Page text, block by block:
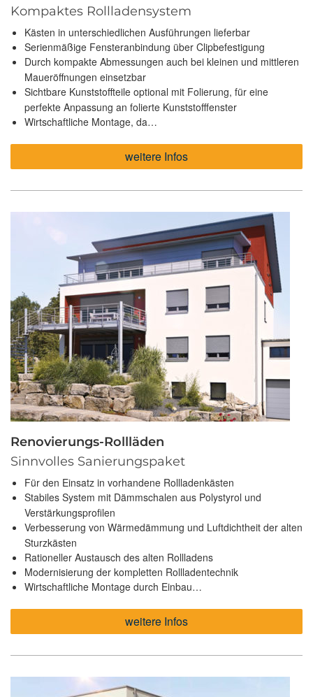
Kompaktes Rollladensystem
Kästen in unterschiedlichen Ausführungen lieferbar
Serienmäßige Fensteranbindung über Clipbefestigung
Durch kompakte Abmessungen auch bei kleinen und mittleren
Maueröffnungen einsetzbar
Sichtbare Kunststoffteile optional mit Folierung, für eine
perfekte Anpassung an folierte Kunststofffenster
Wirtschaftliche Montage, da…
weitere Infos
Renovierungs-Rollläden
Sinnvolles Sanierungspaket
Für den Einsatz in vorhandene Rollladenkästen
Stabiles System mit Dämmschalen aus Polystyrol und
Verstärkungsprofilen
Verbesserung von Wärmedämmung und Luftdichtheit der alten
Sturzkästen
Rationeller Austausch des alten Rollladens
Modernisierung der kompletten Rollladentechnik
Wirtschaftliche Montage durch Einbau…
weitere Infos